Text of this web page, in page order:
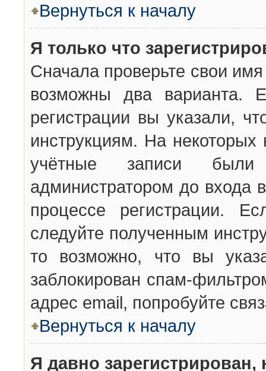
Вернуться к началу
Я только что
Сначала проверьте свои
возможны два варианта.
регистрации вы указали,
инструкциям. На
учётные записи были
администратором до входа
процессе регистрации.
следуйте полученным
то возможно, что вы
заблокирован спам-
адрес email, попробуйте
Вернуться к началу
Я давно